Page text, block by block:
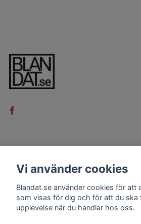
Kontakt
Köpvillkor
Vi använder cookies
Blandat.se använder cookies för att
som visas för dig och för att du ska
upplevelse när du handlar hos oss.